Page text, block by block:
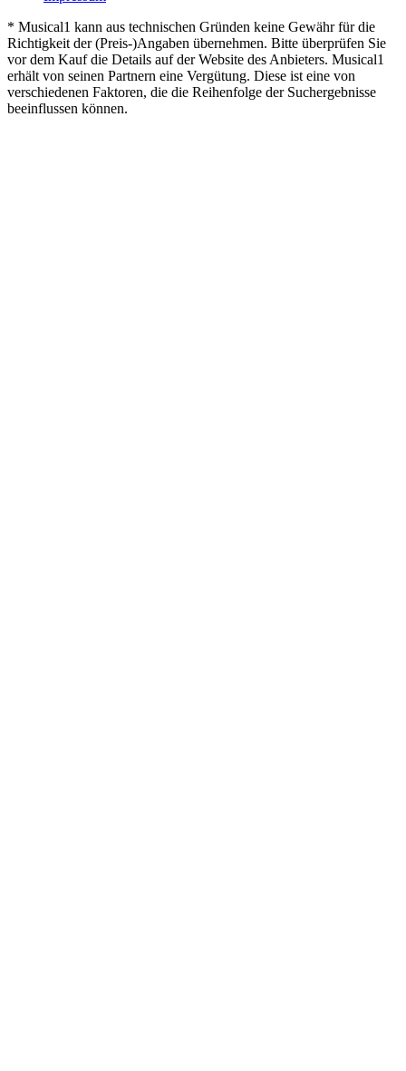
* Musical1 kann aus technischen Gründen keine Gewähr für die
Richtigkeit der (Preis-)Angaben übernehmen. Bitte überprüfen Sie
vor dem Kauf die Details auf der Website des Anbieters. Musical1
erhält von seinen Partnern eine Vergütung. Diese ist eine von
verschiedenen Faktoren, die die Reihenfolge der Suchergebnisse
beeinflussen können.